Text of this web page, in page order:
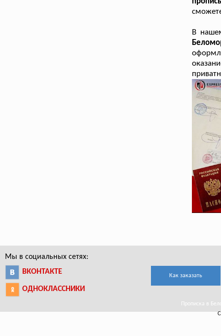
В
Мы в социальных сетях:
ВКОНТАКТЕ
ОДНОКЛАССНИКИ
Как заказать
Прописка в